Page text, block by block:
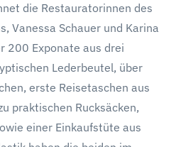
die Restauratorinnen des
Vanessa Schauer und Karina
200 Exponate aus drei
Lederbeutel, über
erste Reisetaschen aus
praktischen Rucksäcken,
einer Einkaufstüte aus